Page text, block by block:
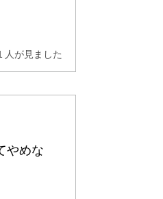
人が見ました
やめな